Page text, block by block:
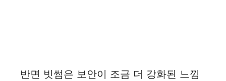
반면 빗썸은 보안이 조금 더 강화된 느낌